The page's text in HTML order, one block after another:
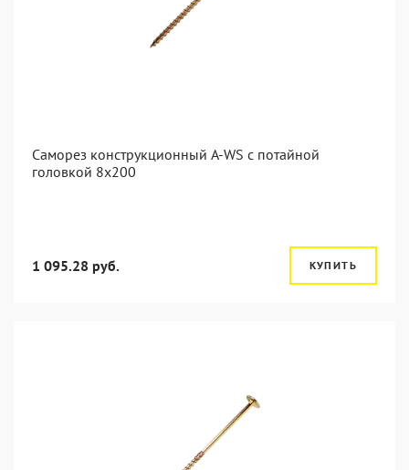
Саморез конструкционный A-WS с потайной
головкой 8x200
1 095.28 руб. КУПИТЬ